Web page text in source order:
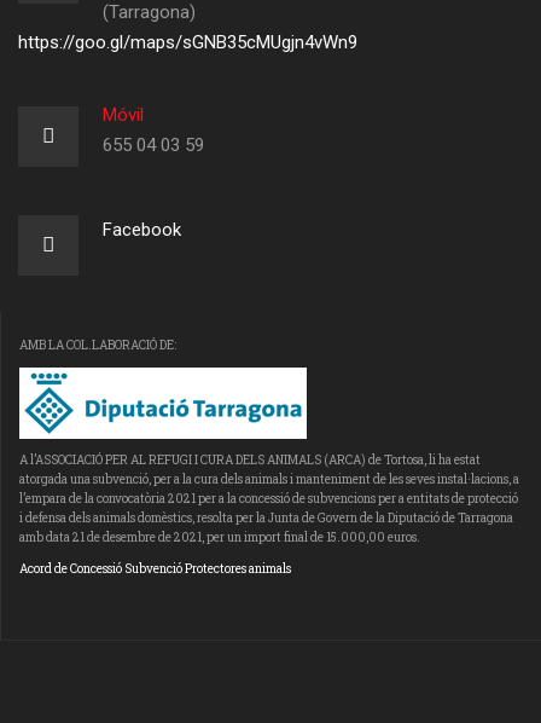
(Tarragona)
https://goo.gl/maps/sGNB35cMUgjn4vWn9
Móvil
655 04 03 59
Facebook
AMB LA COL.LABORACIÓ DE:
A l’ASSOCIACIÓ PER AL REFUGI I CURA DELS ANIMALS (ARCA) de Tortosa, li ha estat
atorgada una subvenció, per a la cura dels animals i manteniment de les seves instal·lacions, a
l’empara de la convocatòria 2021 per a la concessió de subvencions per a entitats de protecció
i defensa dels animals domèstics, resolta per la Junta de Govern de la Diputació de Tarragona
amb data 21 de desembre de 2021, per un import final de 15.000,00 euros.
Acord de Concessió Subvenció Protectores animals